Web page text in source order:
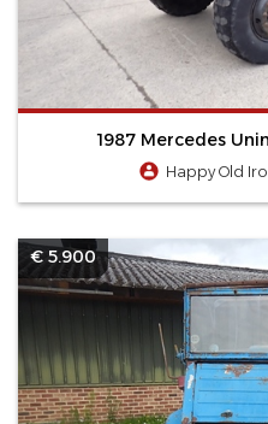
1987 Mercedes
Happy Old
€ 5.900